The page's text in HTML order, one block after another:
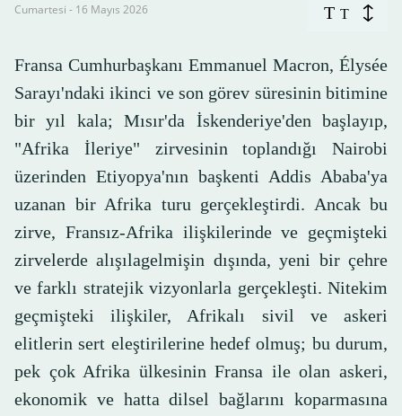
Cumartesi - 16 Mayıs 2026 T T
Fransa Cumhurbaşkanı Emmanuel Macron, Élysée
Sarayı'ndaki ikinci ve son görev süresinin bitimine
bir yıl kala; Mısır'da İskenderiye'den başlayıp,
"Afrika İleriye" zirvesinin toplandığı Nairobi
üzerinden Etiyopya'nın başkenti Addis Ababa'ya
uzanan bir Afrika turu gerçekleştirdi. Ancak bu
zirve, Fransız-Afrika ilişkilerinde ve geçmişteki
zirvelerde alışılagelmişin dışında, yeni bir çehre
ve farklı stratejik vizyonlarla gerçekleşti. Nitekim
geçmişteki ilişkiler, Afrikalı sivil ve askeri
elitlerin sert eleştirilerine hedef olmuş; bu durum,
pek çok Afrika ülkesinin Fransa ile olan askeri,
ekonomik ve hatta dilsel bağlarını koparmasına